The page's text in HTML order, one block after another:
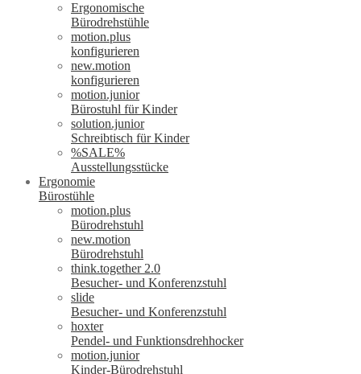
Ergonomische
Bürodrehstühle
motion.plus
konfigurieren
new.motion
konfigurieren
motion.junior
Bürostuhl für Kinder
solution.junior
Schreibtisch für Kinder
%SALE%
Ausstellungsstücke
Ergonomie
Bürostühle
motion.plus
Bürodrehstuhl
new.motion
Bürodrehstuhl
think.together 2.0
Besucher- und Konferenzstuhl
slide
Besucher- und Konferenzstuhl
hoxter
Pendel- und Funktionsdrehhocker
motion.junior
Kinder-Bürodrehstuhl